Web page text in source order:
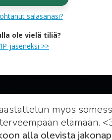
salasanasi?
ole vielä tiliä?
jäseneksi >>
myös
elämään.
alla olevista